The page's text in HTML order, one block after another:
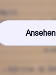
Ansehen